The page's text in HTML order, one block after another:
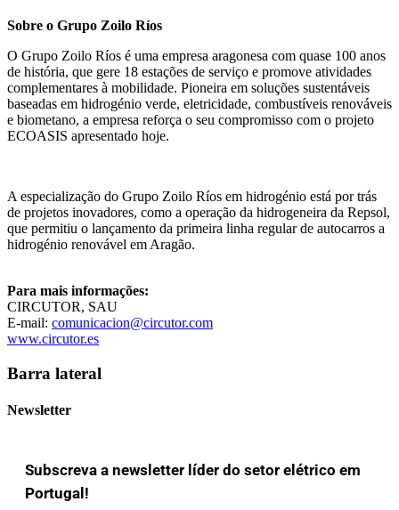
Sobre o Grupo Zoilo Ríos
O Grupo Zoilo Ríos é uma empresa aragonesa com quase 100 anos
de história, que gere 18 estações de serviço e promove atividades
complementares à mobilidade. Pioneira em soluções sustentáveis
baseadas em hidrogénio verde, eletricidade, combustíveis renováveis
e biometano, a empresa reforça o seu compromisso com o projeto
ECOASIS apresentado hoje.
A especialização do Grupo Zoilo Ríos em hidrogénio está por trás
de projetos inovadores, como a operação da hidrogeneira da Repsol,
que permitiu o lançamento da primeira linha regular de autocarros a
hidrogénio renovável em Aragão.
Para mais informações:
CIRCUTOR, SAU
E-mail: comunicacion@circutor.com
www.circutor.es
Barra lateral
Newsletter
Subscreva a newsletter líder do setor elétrico em
Portugal!